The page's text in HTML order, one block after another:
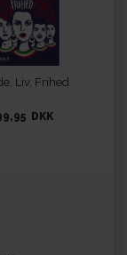
Liv, Frihed
DKK